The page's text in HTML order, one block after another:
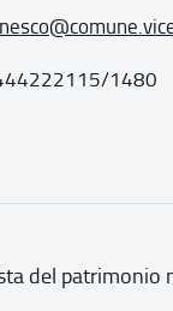
1480
del patrimonio